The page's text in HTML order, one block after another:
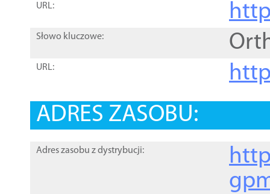
URL:
Słowo kluczowe:
URL:
ADRES ZASOBU:
Adres zasobu z dystrybucji: